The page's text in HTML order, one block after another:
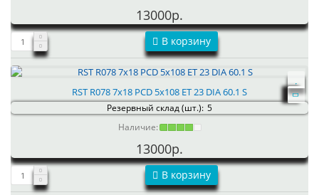
13000р.
В корзину
RST R078 7x18 PCD 5x108 ET 23 DIA 60.1 S
Резервный склад (шт.): 5
Наличие:
13000р.
В корзину